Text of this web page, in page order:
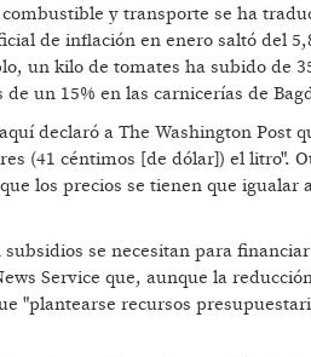
y transporte se ha
de inflación en enero saltó del
un kilo de tomates ha subido de
un 15% en las carnicerías de
declaró a The Washington Post
(41 céntimos [de dólar]) el litro".
los precios se tienen que igualar
se necesitan para
Service que, aunque la
"plantearse recursos